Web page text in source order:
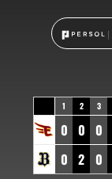
1 2 3
0 0 0
0 2 0